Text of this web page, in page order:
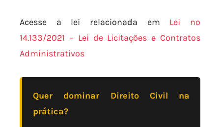
Acesse a lei relacionada em Lei nº
14.133/2021 – Lei de Licitações e Contratos
Administrativos
Quer dominar Direito Civil na
prática?